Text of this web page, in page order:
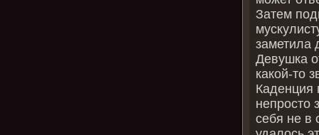
Затем
заметила
Девушка
какой-то
Каденция
непросто
себя не в